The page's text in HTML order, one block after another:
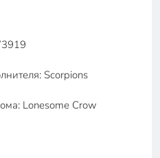
Scorpions
Lonesome Crow